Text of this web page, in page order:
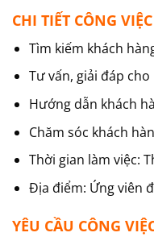
CHI TIẾT CÔNG VIỆC
Tìm kiếm khách
Tư vấn, giải đáp cho
Hướng dẫn khách
Chăm sóc khách
Thời gian làm việc:
Địa điểm: Ứng viên
YÊU CẦU CÔNG